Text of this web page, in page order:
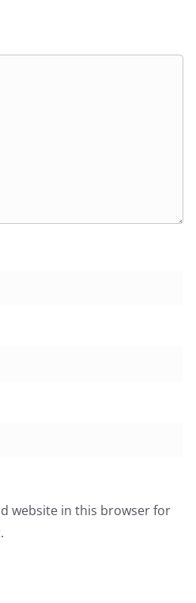
website in this browser for